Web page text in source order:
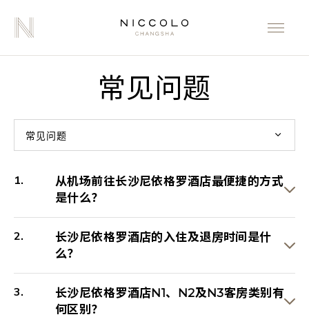
常见问题
常见问题
从机场前往长沙尼依格罗酒店最便捷的方式
是什么？
长沙尼依格罗酒店的入住及退房时间是什
么？
长沙尼依格罗酒店N1、N2及N3客房类别有
何区别？